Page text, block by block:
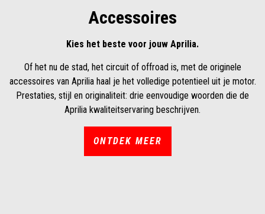
Accessoires
Kies het beste voor jouw Aprilia.
Of het nu de stad, het circuit of offroad is, met de originele
accessoires van Aprilia haal je het volledige potentieel uit je motor.
Prestaties, stijl en originaliteit: drie eenvoudige woorden die de
Aprilia kwaliteitservaring beschrijven.
ONTDEK MEER